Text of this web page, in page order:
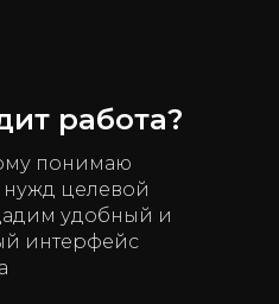
понимаю
нужд целевой
удобный и
интерфейс
работа?